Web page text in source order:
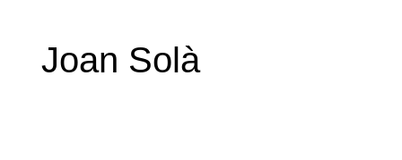
Joan Solà